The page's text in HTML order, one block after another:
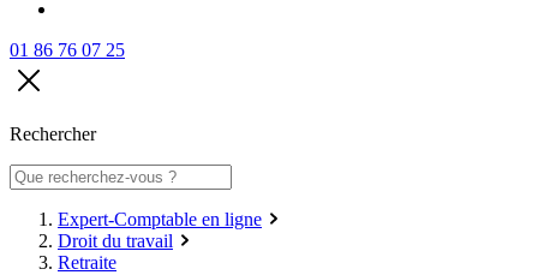
01 86 76 07 25
Rechercher
Expert-Comptable en ligne
Droit du travail
Retraite